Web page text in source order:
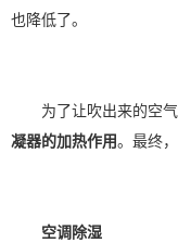
也降低了。
为了让吹出来的空气
凝器的加热作用。最终
空调除湿